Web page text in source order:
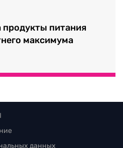
питания
максимума
данных